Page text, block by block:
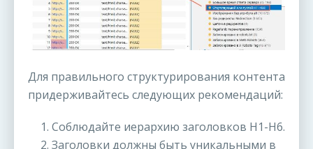
Для правильного структурирования контента
придерживайтесь следующих рекомендаций:
1. Соблюдайте иерархию заголовков H1-H6.
2. Заголовки должны быть уникальными в